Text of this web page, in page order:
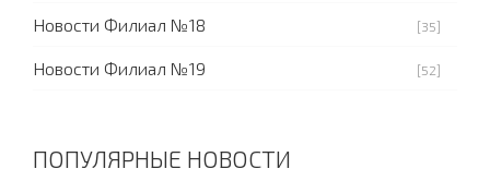
Новости Филиал №18 [35]
Новости Филиал №19 [52]
ПОПУЛЯРНЫЕ НОВОСТИ